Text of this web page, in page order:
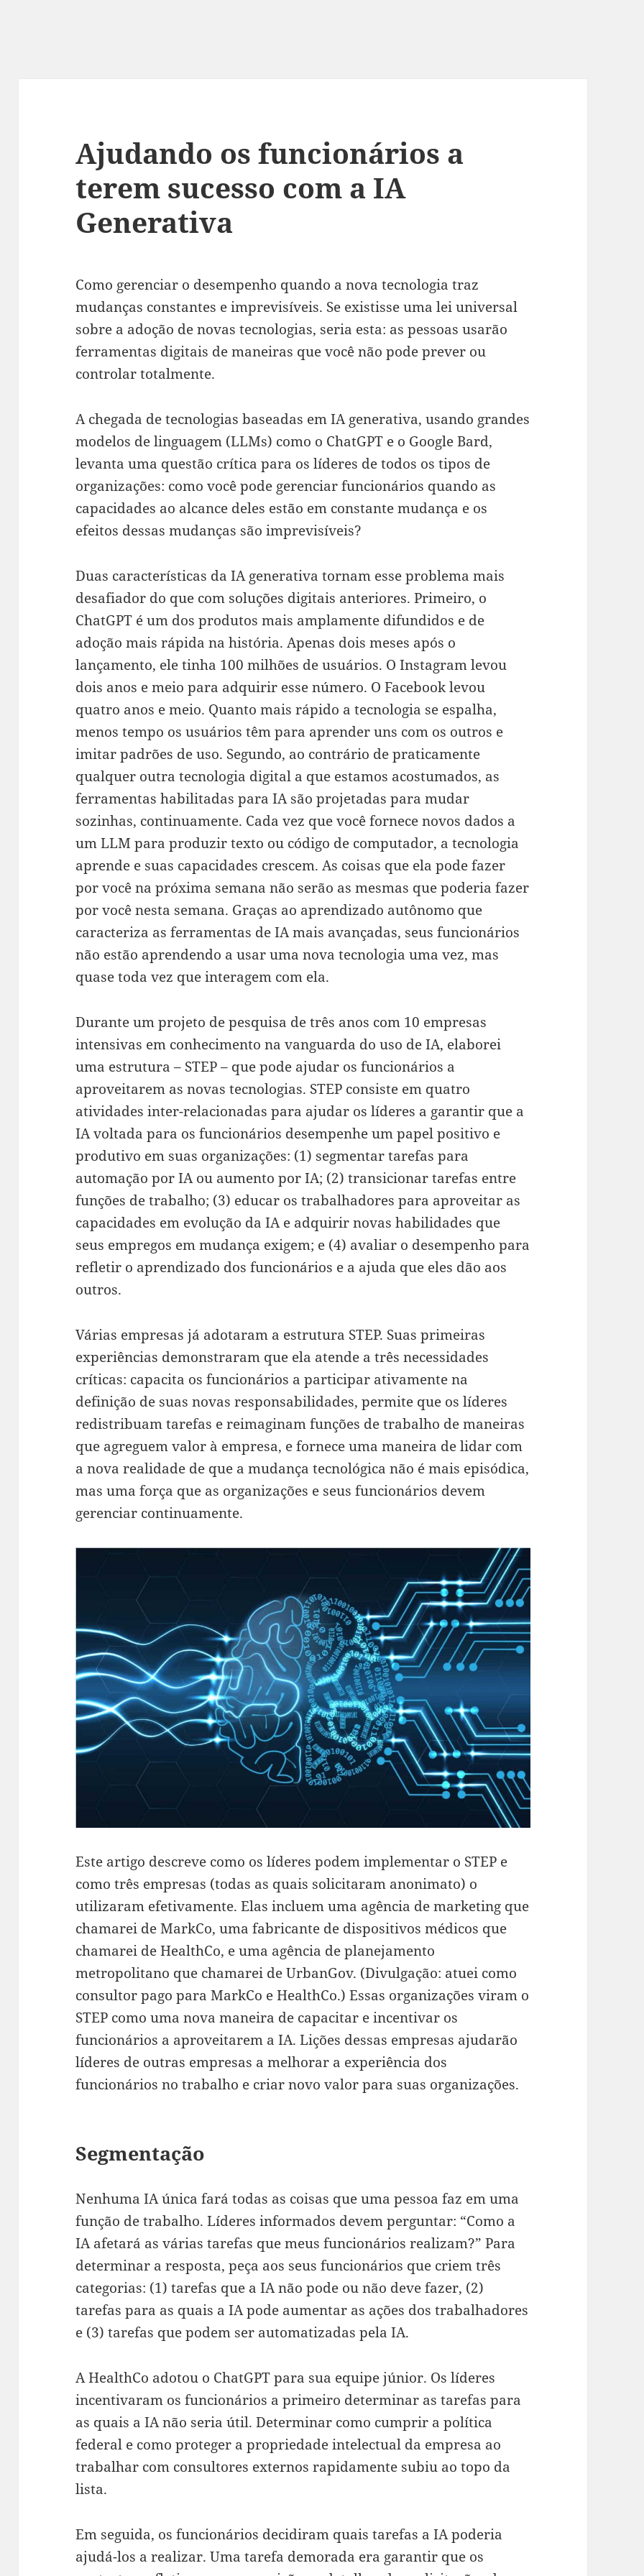
Ajudando os funcionários a
terem sucesso com a IA
Generativa
Como gerenciar o desempenho quando a nova tecnologia traz
mudanças constantes e imprevisíveis. Se existisse uma lei universal
sobre a adoção de novas tecnologias, seria esta: as pessoas usarão
ferramentas digitais de maneiras que você não pode prever ou
controlar totalmente.
A chegada de tecnologias baseadas em IA generativa, usando grandes
modelos de linguagem (LLMs) como o ChatGPT e o Google Bard,
levanta uma questão crítica para os líderes de todos os tipos de
organizações: como você pode gerenciar funcionários quando as
capacidades ao alcance deles estão em constante mudança e os
efeitos dessas mudanças são imprevisíveis?
Duas características da IA generativa tornam esse problema mais
desafiador do que com soluções digitais anteriores. Primeiro, o
ChatGPT é um dos produtos mais amplamente difundidos e de
adoção mais rápida na história. Apenas dois meses após o
lançamento, ele tinha 100 milhões de usuários. O Instagram levou
dois anos e meio para adquirir esse número. O Facebook levou
quatro anos e meio. Quanto mais rápido a tecnologia se espalha,
menos tempo os usuários têm para aprender uns com os outros e
imitar padrões de uso. Segundo, ao contrário de praticamente
qualquer outra tecnologia digital a que estamos acostumados, as
ferramentas habilitadas para IA são projetadas para mudar
sozinhas, continuamente. Cada vez que você fornece novos dados a
um LLM para produzir texto ou código de computador, a tecnologia
aprende e suas capacidades crescem. As coisas que ela pode fazer
por você na próxima semana não serão as mesmas que poderia fazer
por você nesta semana. Graças ao aprendizado autônomo que
caracteriza as ferramentas de IA mais avançadas, seus funcionários
não estão aprendendo a usar uma nova tecnologia uma vez, mas
quase toda vez que interagem com ela.
Durante um projeto de pesquisa de três anos com 10 empresas
intensivas em conhecimento na vanguarda do uso de IA, elaborei
uma estrutura – STEP – que pode ajudar os funcionários a
aproveitarem as novas tecnologias. STEP consiste em quatro
atividades inter-relacionadas para ajudar os líderes a garantir que a
IA voltada para os funcionários desempenhe um papel positivo e
produtivo em suas organizações: (1) segmentar tarefas para
automação por IA ou aumento por IA; (2) transicionar tarefas entre
funções de trabalho; (3) educar os trabalhadores para aproveitar as
capacidades em evolução da IA e adquirir novas habilidades que
seus empregos em mudança exigem; e (4) avaliar o desempenho para
refletir o aprendizado dos funcionários e a ajuda que eles dão aos
outros.
Várias empresas já adotaram a estrutura STEP. Suas primeiras
experiências demonstraram que ela atende a três necessidades
críticas: capacita os funcionários a participar ativamente na
definição de suas novas responsabilidades, permite que os líderes
redistribuam tarefas e reimaginam funções de trabalho de maneiras
que agreguem valor à empresa, e fornece uma maneira de lidar com
a nova realidade de que a mudança tecnológica não é mais episódica,
mas uma força que as organizações e seus funcionários devem
gerenciar continuamente.
Este artigo descreve como os líderes podem implementar o STEP e
como três empresas (todas as quais solicitaram anonimato) o
utilizaram efetivamente. Elas incluem uma agência de marketing que
chamarei de MarkCo, uma fabricante de dispositivos médicos que
chamarei de HealthCo, e uma agência de planejamento
metropolitano que chamarei de UrbanGov. (Divulgação: atuei como
consultor pago para MarkCo e HealthCo.) Essas organizações viram o
STEP como uma nova maneira de capacitar e incentivar os
funcionários a aproveitarem a IA. Lições dessas empresas ajudarão
líderes de outras empresas a melhorar a experiência dos
funcionários no trabalho e criar novo valor para suas organizações.
Segmentação
Nenhuma IA única fará todas as coisas que uma pessoa faz em uma
função de trabalho. Líderes informados devem perguntar: “Como a
IA afetará as várias tarefas que meus funcionários realizam?” Para
determinar a resposta, peça aos seus funcionários que criem três
categorias: (1) tarefas que a IA não pode ou não deve fazer, (2)
tarefas para as quais a IA pode aumentar as ações dos trabalhadores
e (3) tarefas que podem ser automatizadas pela IA.
A HealthCo adotou o ChatGPT para sua equipe júnior. Os líderes
incentivaram os funcionários a primeiro determinar as tarefas para
as quais a IA não seria útil. Determinar como cumprir a política
federal e como proteger a propriedade intelectual da empresa ao
trabalhar com consultores externos rapidamente subiu ao topo da
lista.
Em seguida, os funcionários decidiram quais tarefas a IA poderia
ajudá-los a realizar. Uma tarefa demorada era garantir que os